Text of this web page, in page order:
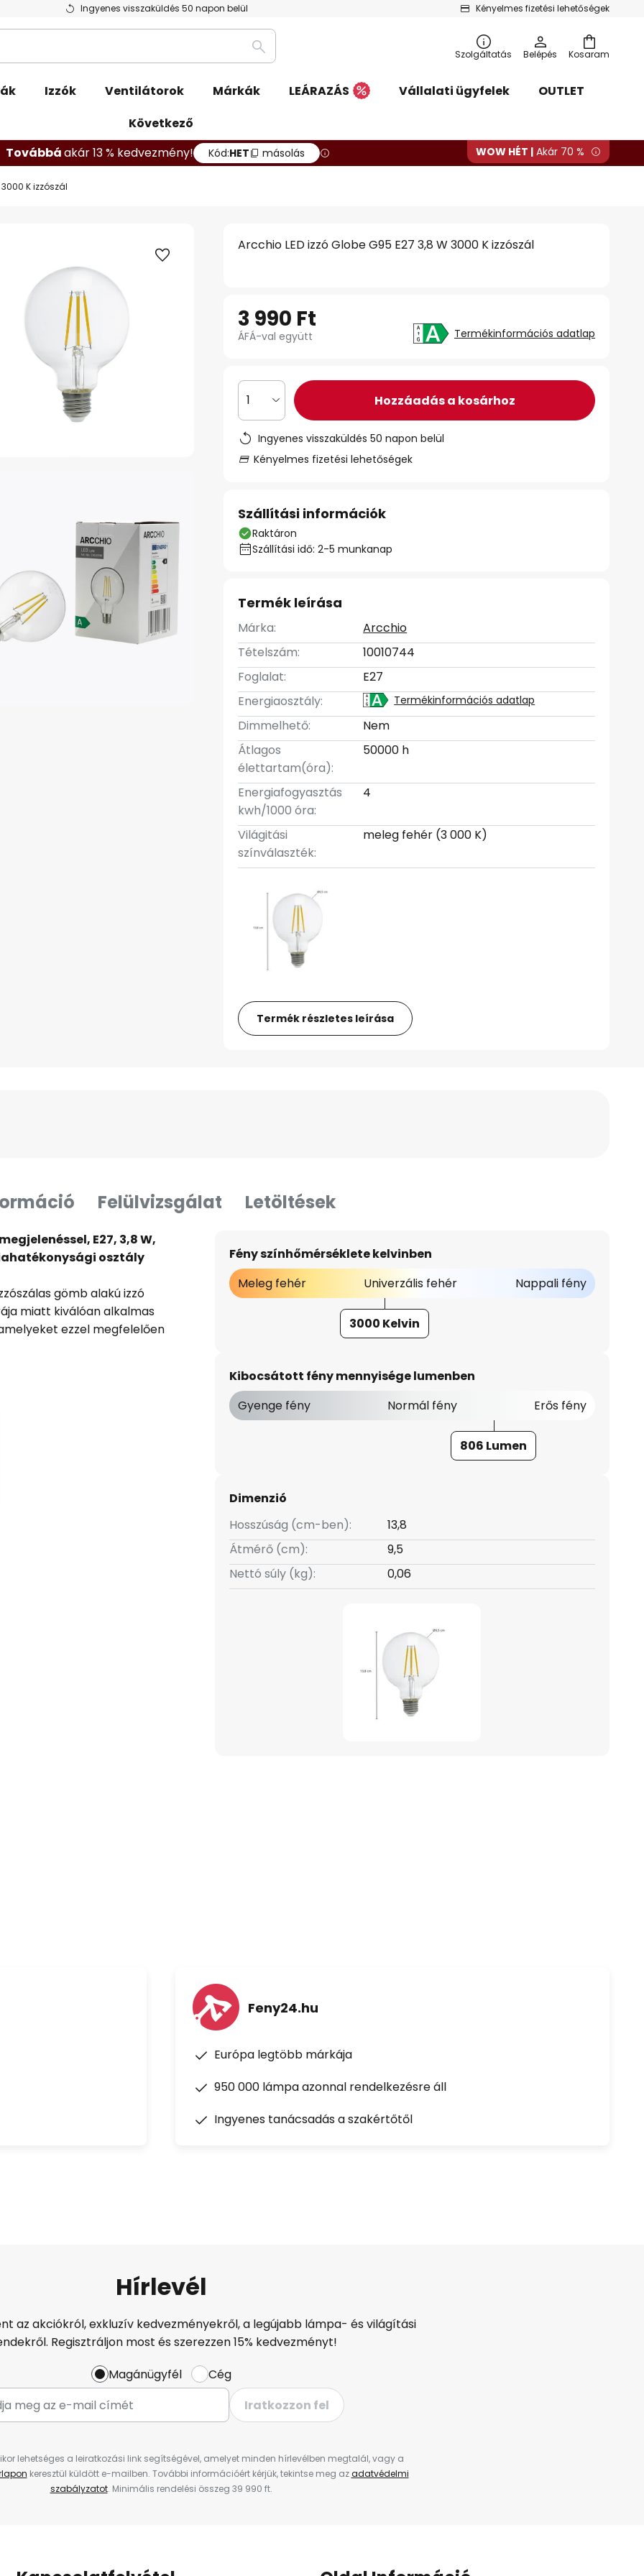
Ingyenes visszaküldés 50 napon belül Kényelmes fizetési lehetőségek
Kosaram
Keresés
Szolgáltatás Belépés
Izzók Ventilátorok Márkák LEÁRAZÁS Vállalati ügyfelek
OUTLET
Következő
Továbbáakár 13 % kedvezmény! Kód:HET másolás WOW HÉT | Akár 70 %
K izzószál
Arcchio LED izzó Globe G95 E27 3,8 W 3000 K izzószál
3 990 Ft
ÁFÁ-val együtt Termékinformációs adatlap
1 Hozzáadás a kosárhoz
Ingyenes visszaküldés 50 napon belül
Kényelmes fizetési lehetőségek
Szállítási információk
Raktáron
Szállítási idő: 2-5 munkanap
Termék leírása
Márka:
Arcchio
Tételszám:
10010744
Foglalat:
E27
Energiaosztály:
Termékinformációs adatlap
Dimmelhető:
Nem
Átlagos
élettartam(óra):
50000 h
Energiafogyasztás
kwh/1000 óra:
4
Világitási
színválaszték:
meleg fehér (3 000 K)
Termék részletes leírása
Felülvizsgálat Letöltések
E27, 3,8 W,
osztály
gömb alakú izzó
miatt kiválóan alkalmas
ezzel megfelelően
osztálynak
Fény színhőmérséklete kelvinben
Meleg fehér
Univerzális fehér Nappali fény
3000 Kelvin
Kibocsátott fény mennyisége lumenben
Gyenge fény
Normál fény Erős fény
806 Lumen
Dimenzió
Hosszúság (cm-ben):
13,8
Átmérő (cm):
9,5
Nettó súly (kg):
0,06
Feny24.hu
Európa legtöbb márkája
950 000 lámpa azonnal rendelkezésre áll
Ingyenes tanácsadás a szakértőtől
Hírlevél
az akciókról, exkluzív kedvezményekről, a legújabb lámpa- és világítási
Regisztráljon most és szerezzen 15% kedvezményt!
Magánügyfél
Cég
Iratkozzon fel
lehetséges a leiratkozási link segítségével, amelyet minden hírlevélben megtalál, vagy a
keresztül küldött e-mailben. További információért kérjük, tekintse meg azadatvédelmi
szabályzatot. Minimális rendelési összeg 39 990 ft.